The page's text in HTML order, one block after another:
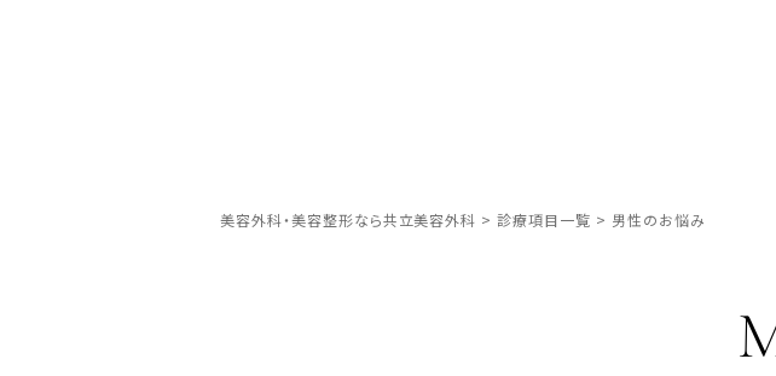
美容外科・美容整形なら共立美容外科 > 診療項目一覧 > 男性のお悩み